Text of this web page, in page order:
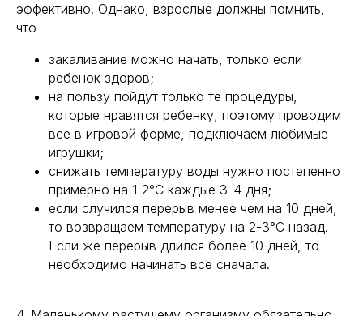
эффективно. Однако, взрослые должны помнить,
что
закаливание можно начать, только если
ребенок здоров;
на пользу пойдут только те процедуры,
которые нравятся ребенку, поэтому проводим
все в игровой форме, подключаем любимые
игрушки;
снижать температуру воды нужно постепенно
примерно на 1-2°С каждые 3-4 дня;
если случился перерыв менее чем на 10 дней,
то возвращаем температуру на 2-3°С назад.
Если же перерыв длился более 10 дней, то
необходимо начинать все сначала.